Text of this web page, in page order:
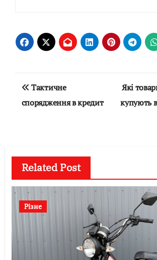
Навігація
записів
Тактичне
спорядження в кредит
Які
купують
Related Post
Різне